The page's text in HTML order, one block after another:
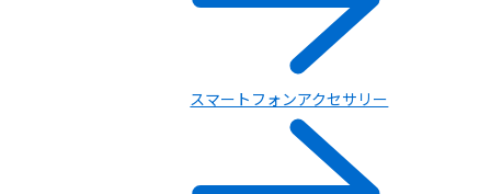
スマートフォンアクセサリー